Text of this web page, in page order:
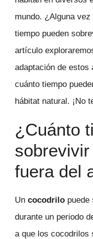
mundo. ¿Alguna
tiempo pueden
artículo
adaptación de estos
cuánto tiempo
hábitat natural. ¡No
¿Cuánto
fuera del
Un cocodrilo puede
durante un periodo
a que los cocodrilos